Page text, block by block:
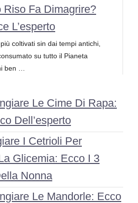
Riso Fa Dimagrire?
L’esperto
coltivati sin dai tempi antichi,
su tutto il Pianeta
ben …
Le Cime Di Rapa:
Dell’esperto
I Cetrioli Per
Glicemia: Ecco I 3
Nonna
Le Mandorle: Ecco